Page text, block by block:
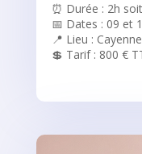
⏰ Durée : 2h
📅 Dates : 09 et
📍 Lieu : Cayenne
💲 Tarif : 800 €